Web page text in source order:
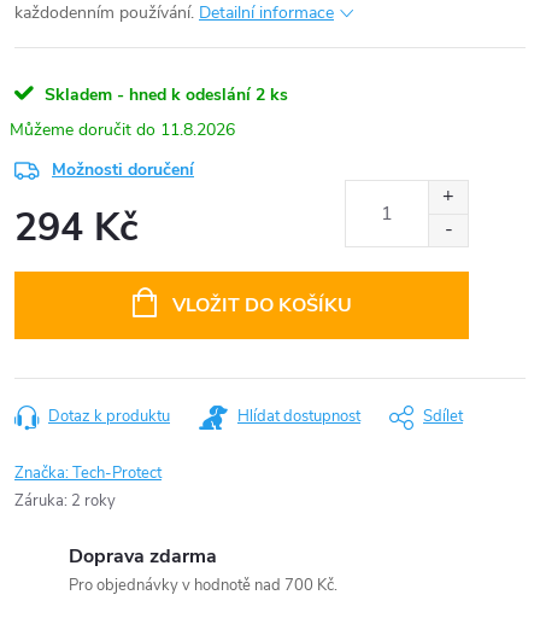
každodenním používání. Detailní informace
Skladem - hned k odeslání 2 ks
11.8.2026
Možnosti doručení
294 Kč
VLOŽIT DO KOŠÍKU
Dotaz k produktu Hlídat dostupnost Sdílet
Značka:Tech-Protect
Záruka: 2 roky
Doprava zdarma
Pro objednávky v hodnotě nad 700 Kč.